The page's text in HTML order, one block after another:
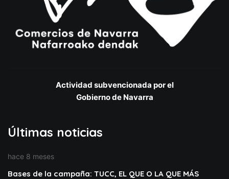
Actividad subvencionada por el
Gobierno de Navarra
Últimas noticias
hace 8 meses
Bases de la campaña: TUCC, EL QUE O LA QUE MÁS